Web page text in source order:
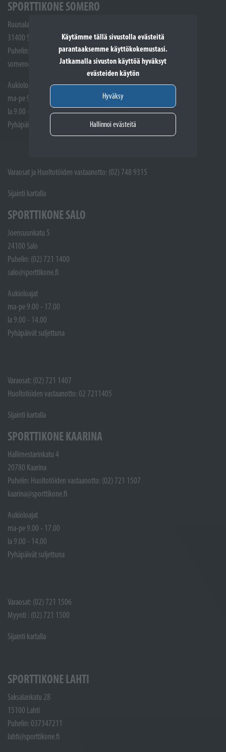
Käytämme tällä sivustolla evästeitä
parantaaksemme käyttökokemustasi.
Jatkamalla sivuston käyttöä hyväksyt
evästeiden käytön
Hyväksy
Hallinnoi evästeitä
SPORTTIKONE SOMERO
Ruunalantie 5
31400 Somero
Puhelin: (02) 748 9300
somero@sporttikone.fi
Aukioloajat
ma-pe 9.00 - 17.00
la 9.00 - 14.00
Pyhäpäivät suljettuna
Varaosat ja Huoltotöiden vastaanotto: (02) 748 9315
Sijainti kartalla
SPORTTIKONE SALO
Joensuunkatu 5
24100 Salo
Puhelin: (02) 721 1400
salo@sporttikone.fi
Aukioloajat
ma-pe 9.00 - 17.00
la 9.00 - 14.00
Pyhäpäivät suljettuna
Varaosat: (02) 721 1407
Huoltotöiden vastaanotto: 02 7211405
Sijainti kartalla
SPORTTIKONE KAARINA
Hallimestarinkatu 4
20780 Kaarina
Puhelin: Huoltotöiden vastaanotto: (02) 721 1507
kaarina@sporttikone.fi
Aukioloajat
ma-pe 9.00 - 17.00
la 9.00 - 14.00
Pyhäpäivät suljettuna
Varaosat: (02) 721 1506
Myynti : (02) 721 1500
Sijainti kartalla
SPORTTIKONE LAHTI
Saksalankatu 28
15100 Lahti
Puhelin: 037347211
lahti@sporttikone.fi